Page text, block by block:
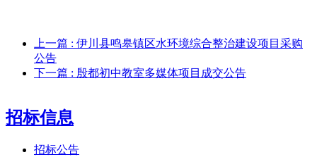
上一篇 : 伊川县鸣皋镇区水环境综合整治建设项目采购
公告
下一篇 : 殷都初中教室多媒体项目成交公告
招标信息
招标公告